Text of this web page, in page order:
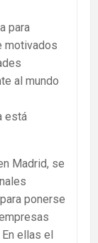
para
motivados
al mundo
está
Madrid, se
ponerse
ellas el